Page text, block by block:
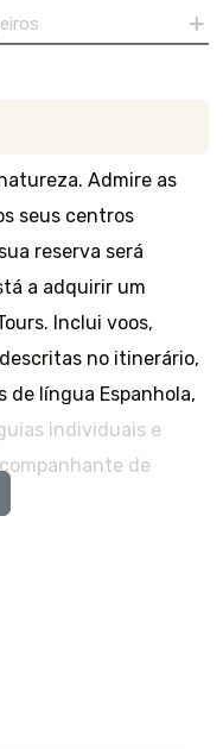
Admire as
seus centros
reserva será
a adquirir um
Inclui voos,
no itinerário,
de língua Espanhola,
individuais e
de